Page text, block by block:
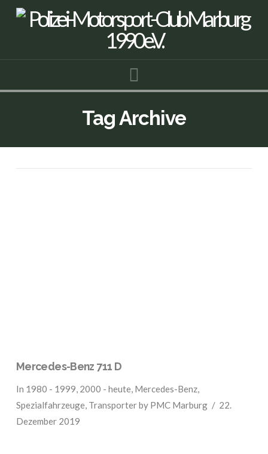
Tag Archive
Mercedes-Benz 711 D
In 1980 - 1999, 2000 - heute, Mercedes-Benz,
Spezialfahrzeuge, Transporterby PMC Marburg
22.
Dezember 2019